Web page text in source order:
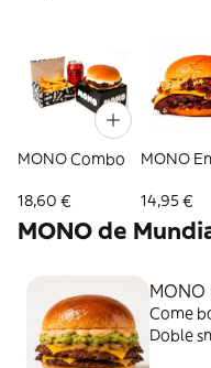
MONO Combo
18,60 €
MONO
14,95 €
MONO de
Come
Doble